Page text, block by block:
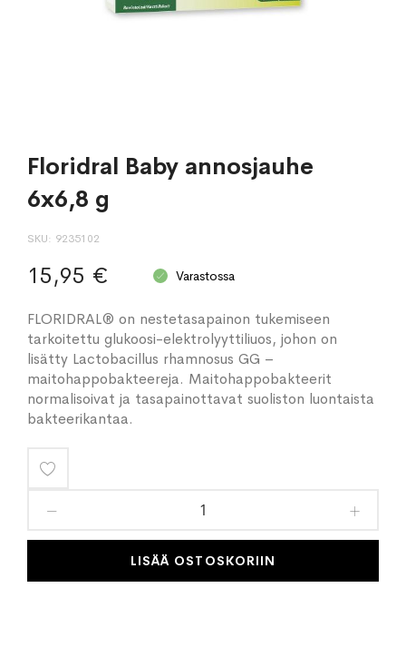
Floridral Baby annosjauhe
6x6,8 g
SKU 9235102
15,95 € Varastossa
FLORIDRAL® on nestetasapainon tukemiseen
tarkoitettu glukoosi-elektrolyyttiliuos, johon on
lisätty Lactobacillus rhamnosus GG –
maitohappobakteereja. Maitohappobakteerit
normalisoivat ja tasapainottavat suoliston luontaista
bakteerikantaa.
toivelistaan
LISÄÄ OSTOSKORIIN